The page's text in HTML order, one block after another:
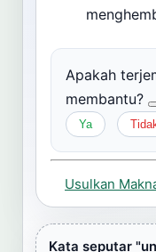
Apakah
membantu?
Ya
Usulkan
Kata seputar